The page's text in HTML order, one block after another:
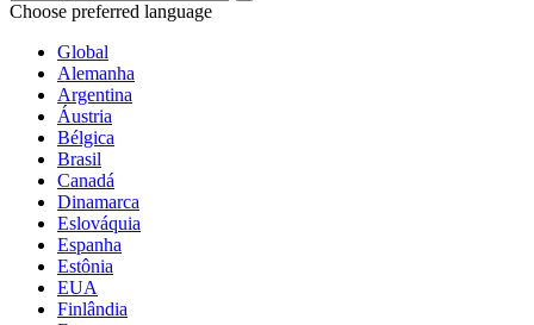
Choose preferred language
Global
Alemanha
Argentina
Áustria
Bélgica
Brasil
Canadá
Dinamarca
Eslováquia
Espanha
Estônia
EUA
Finlândia